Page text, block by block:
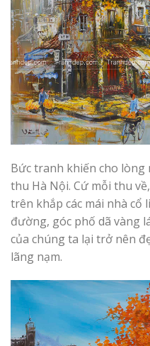
Bức tranh khiến cho lòng
thu Hà Nội. Cứ mỗi thu
trên khắp các mái nhà cổ
đường, góc phố dã vàng
của chúng ta lại trở nên
lãng nạm.